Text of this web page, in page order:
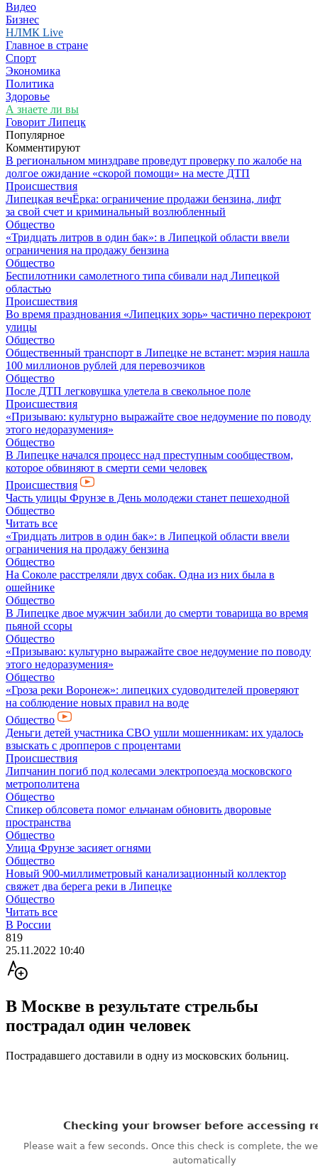
Видео
Бизнес
НЛМК Live
Главное в стране
Спорт
Экономика
Политика
Здоровье
А знаете ли вы
Говорит Липецк
Популярное
Комментируют
В региональном минздраве проведут проверку по жалобе на
долгое ожидание «скорой помощи» на месте ДТП
Происшествия
Липецкая вечЁрка: ограничение продажи бензина, лифт
за свой счет и криминальный возлюбленный
Общество
«Тридцать литров в один бак»: в Липецкой области ввели
ограничения на продажу бензина
Общество
Беспилотники самолетного типа сбивали над Липецкой
областью
Происшествия
Во время празднования «Липецких зорь» частично перекроют
улицы
Общество
Общественный транспорт в Липецке не встанет: мэрия нашла
100 миллионов рублей для перевозчиков
Общество
После ДТП легковушка улетела в свекольное поле
Происшествия
«Призываю: культурно выражайте свое недоумение по поводу
этого недоразумения»
Общество
В Липецке начался процесс над преступным сообществом,
которое обвиняют в смерти семи человек
Происшествия
Часть улицы Фрунзе в День молодежи станет пешеходной
Общество
Читать все
«Тридцать литров в один бак»: в Липецкой области ввели
ограничения на продажу бензина
Общество
На Соколе расстреляли двух собак. Одна из них была в
ошейнике
Общество
В Липецке двое мужчин забили до смерти товарища во время
пьяной ссоры
Общество
«Призываю: культурно выражайте свое недоумение по поводу
этого недоразумения»
Общество
«Гроза реки Воронеж»: липецких судоводителей проверяют
на соблюдение новых правил на воде
Общество
Деньги детей участника СВО ушли мошенникам: их удалось
взыскать с дропперов с процентами
Происшествия
Липчанин погиб под колесами электропоезда московского
метрополитена
Общество
Спикер облсовета помог ельчанам обновить дворовые
пространства
Общество
Улица Фрунзе засияет огнями
Общество
Новый 900-миллиметровый канализационный коллектор
свяжет два берега реки в Липецке
Общество
Читать все
В России
819
25.11.2022 10:40
В Москве в результате стрельбы
пострадал один человек
Пострадавшего доставили в одну из московских больниц.